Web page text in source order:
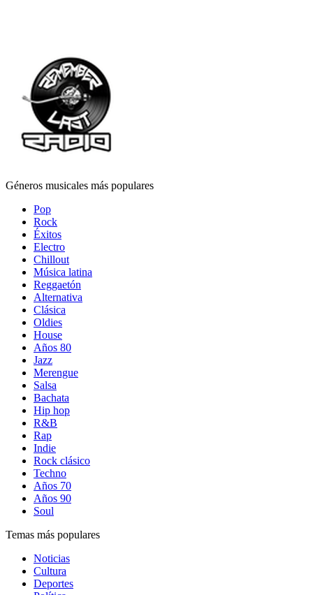
Géneros musicales más populares
Pop
Rock
Éxitos
Electro
Chillout
Música latina
Reggaetón
Alternativa
Clásica
Oldies
House
Años 80
Jazz
Merengue
Salsa
Bachata
Hip hop
R&B
Rap
Indie
Rock clásico
Techno
Años 70
Años 90
Soul
Temas más populares
Noticias
Cultura
Deportes